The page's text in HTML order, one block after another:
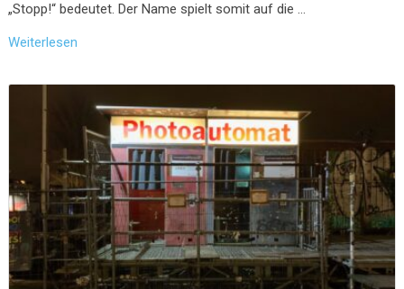
„Stopp!“ bedeutet. Der Name spielt somit auf die …
Weiterlesen